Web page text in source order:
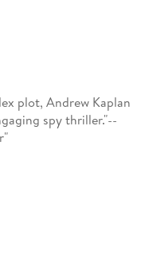
plot, Andrew Kaplan
spy thriller."--